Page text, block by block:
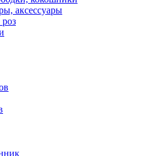
аксессуары